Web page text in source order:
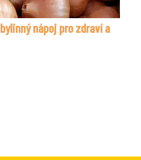
nápoj pro zdraví a